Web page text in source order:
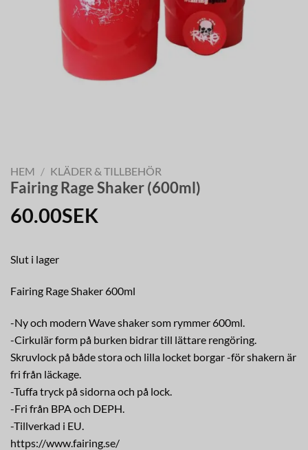
HEM / KLÄDER & TILLBEHÖR
Fairing Rage Shaker (600ml)
60.00SEK
Slut i lager
Fairing Rage Shaker 600ml
-Ny och modern Wave shaker som rymmer 600ml.
-Cirkulär form på burken bidrar till lättare rengöring.
Skruvlock på både stora och lilla locket borgar -för shakern är
fri från läckage.
-Tuffa tryck på sidorna och på lock.
-Fri från BPA och DEPH.
-Tillverkad i EU.
https://www.fairing.se/